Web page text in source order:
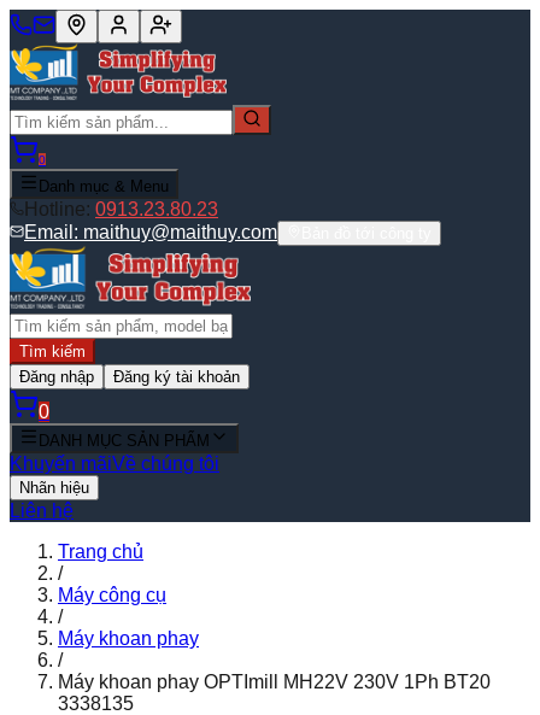
0
Danh mục & Menu
Hotline: 0913.23.80.23
Email: maithuy@maithuy.com
Tìm kiếm
Đăng nhập
Đăng ký tài khoản
0
DANH MỤC SẢN PHẨM
Khuyến mãiVề chúng tôi
Nhãn hiệu
Liên hệ
Trang chủ
/
Máy công cụ
/
Máy khoan phay
/
Máy khoan phay OPTImill MH22V 230V 1Ph BT20
3338135